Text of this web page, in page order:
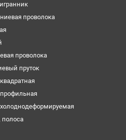
проволока
проволока
пруток